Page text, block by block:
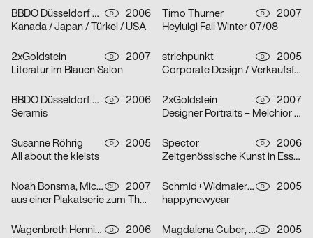
BBDO Düsseldorf GmbH D
2006
Kanada / Japan / Türkei / USA
Timo Thurner D
2007
Heyluigi Fall Winter 07/08
2xGoldstein D
2007
Literatur im Blauen Salon
strichpunkt D
2005
Corporate Design / Verkaufsförderung / Text
BBDO Düsseldorf GmbH D
2006
Seramis
2xGoldstein D
2007
Designer Portraits – Melchior Imboden
Susanne Röhrig D
2005
All about the kleists
Spector D
2006
Zeitgenössische Kunst in Essen
Noah Bonsma, Michael Flückiger, Sabrina Tiller CH
2007
aus einer Plakatserie zum Thema Integration
Schmid+Widmaier Design D
2005
happynewyear
Wagenbreth Henning D
2006
Magdalena Cuber, Manuel Rigel D
2005